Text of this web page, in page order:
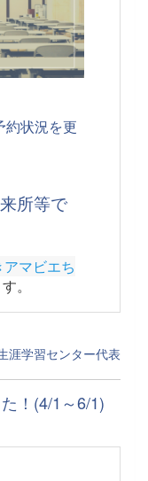
約状況を更
所等で
マビエち
。
涯学習センター代表
！(4/1～6/1)